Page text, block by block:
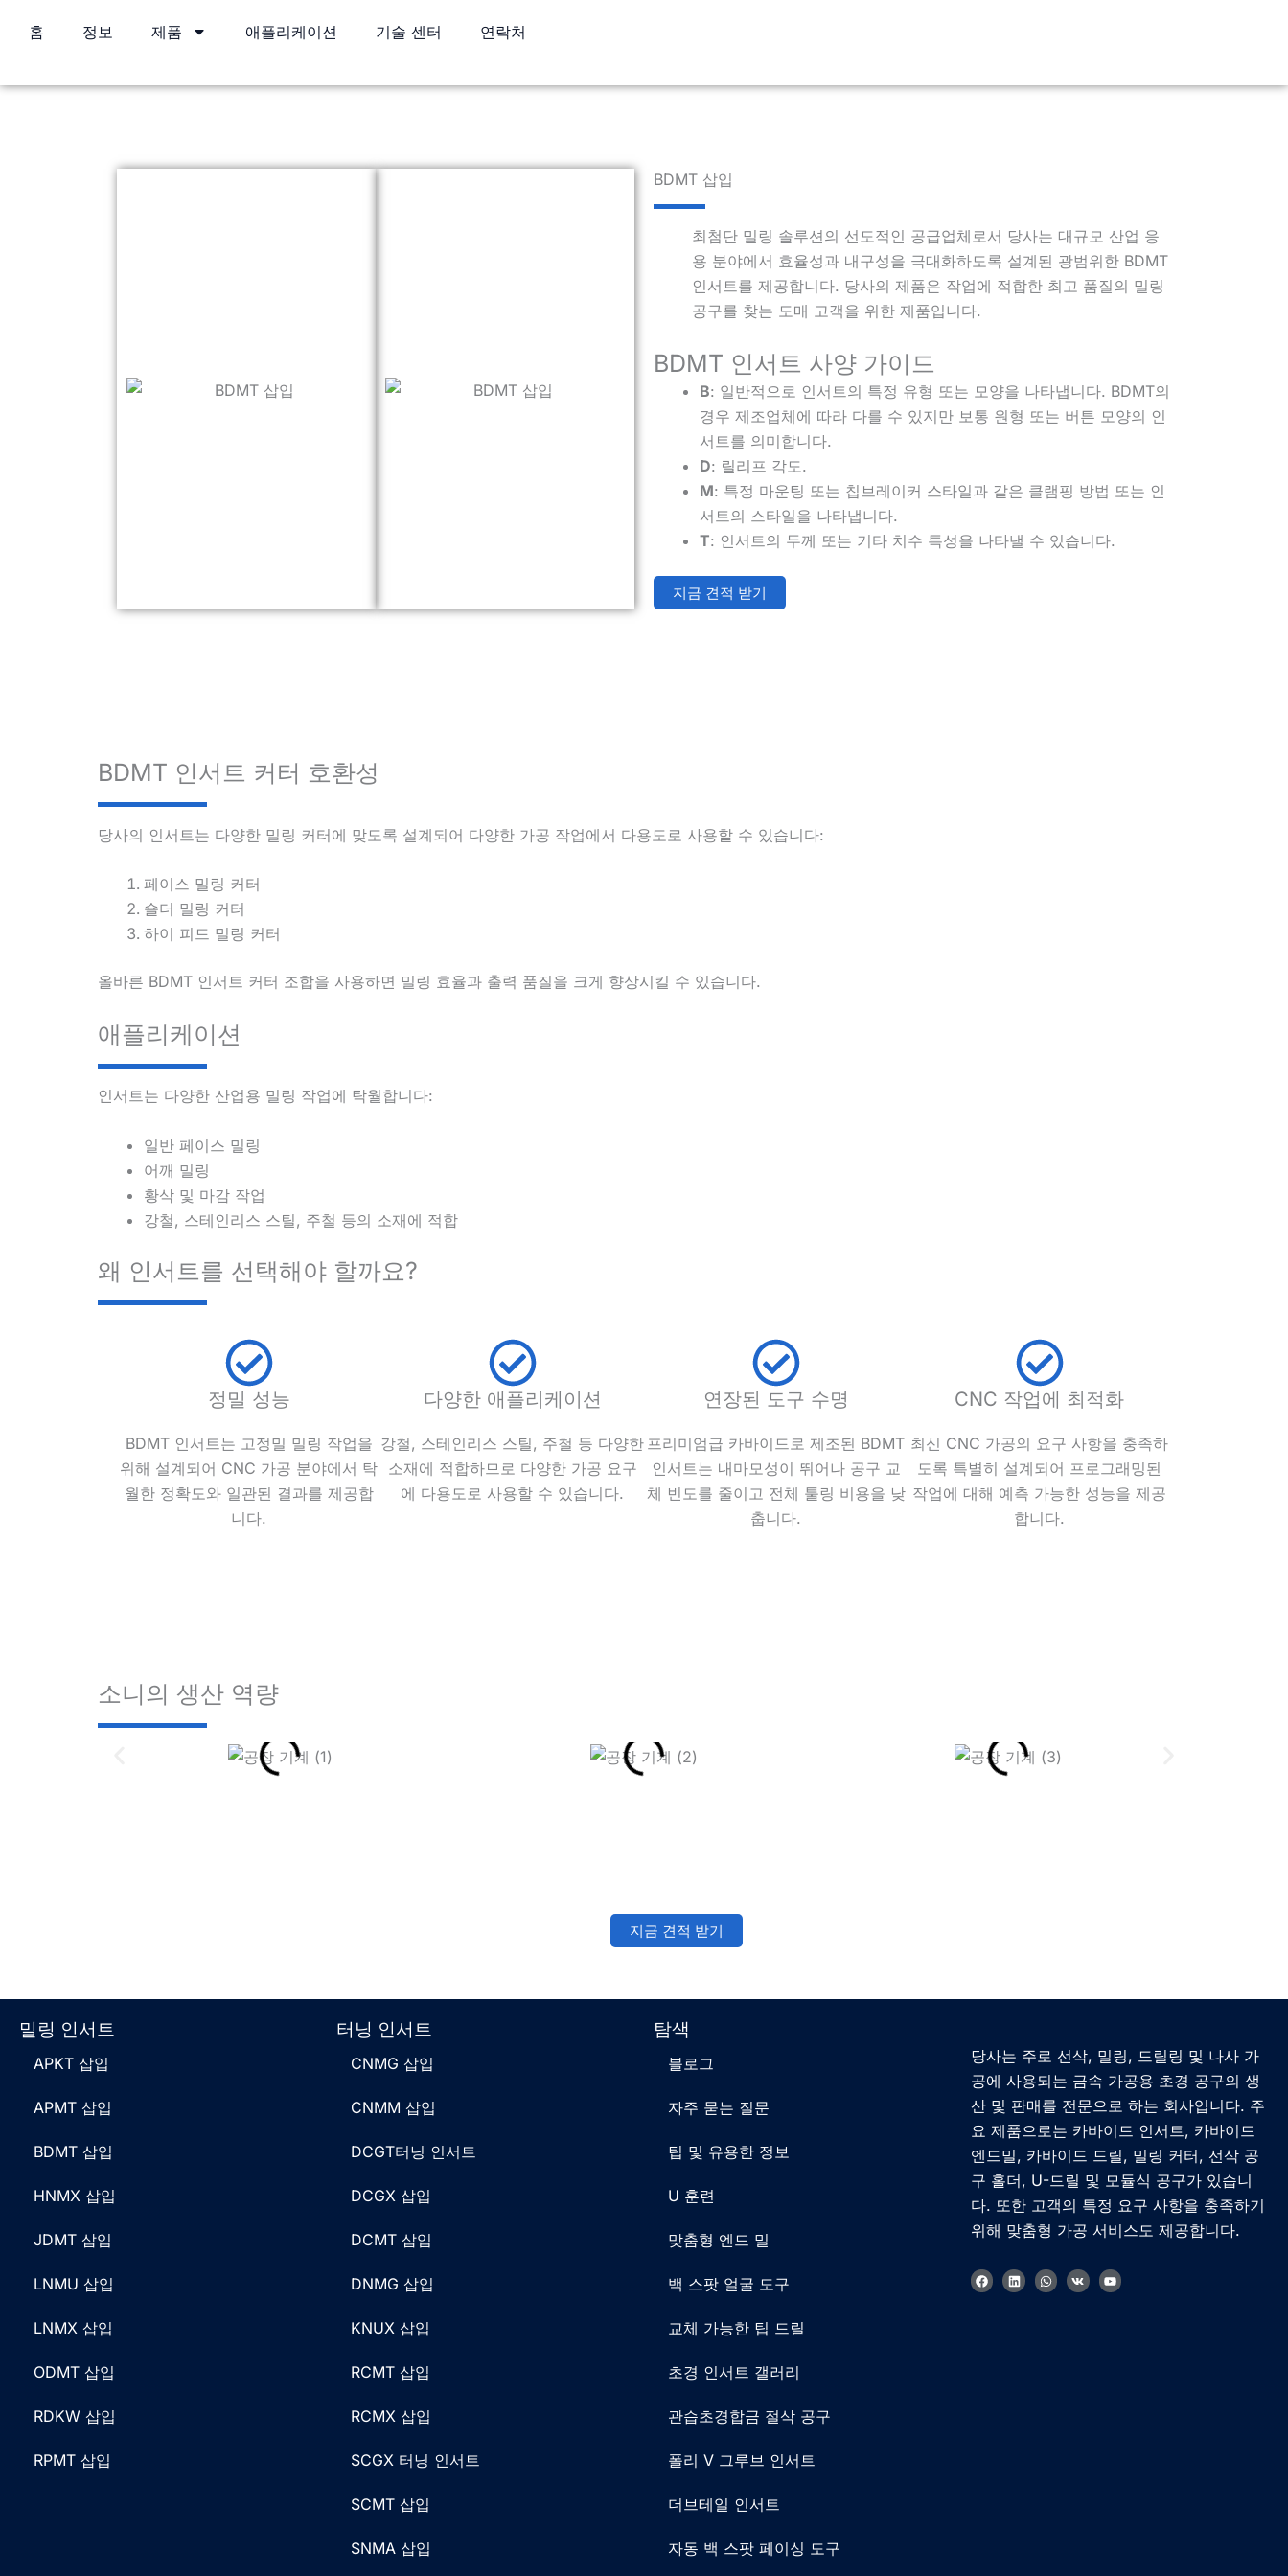
로
홈 정보 제품 애플리케이션 기술 센터 연락처
BDMT 삽입
최첨단 밀링 솔루션의 선도적인 공급업체로서 당사는 대규모 산업 응
용 분야에서 효율성과 내구성을 극대화하도록 설계된 광범위한 BDMT
인서트를 제공합니다. 당사의 제품은 작업에 적합한 최고 품질의 밀링
공구를 찾는 도매 고객을 위한 제품입니다.
BDMT 인서트 사양 가이드
B: 일반적으로 인서트의 특정 유형 또는 모양을 나타냅니다. BDMT의
경우 제조업체에 따라 다를 수 있지만 보통 원형 또는 버튼 모양의 인
서트를 의미합니다.
D: 릴리프 각도.
M: 특정 마운팅 또는 칩브레이커 스타일과 같은 클램핑 방법 또는 인
서트의 스타일을 나타냅니다.
T: 인서트의 두께 또는 기타 치수 특성을 나타낼 수 있습니다.
지금 견적 받기
BDMT 인서트 커터 호환성
당사의 인서트는 다양한 밀링 커터에 맞도록 설계되어 다양한 가공 작업에서 다용도로 사용할 수 있습니다:
페이스 밀링 커터
숄더 밀링 커터
하이 피드 밀링 커터
올바른 BDMT 인서트 커터 조합을 사용하면 밀링 효율과 출력 품질을 크게 향상시킬 수 있습니다.
애플리케이션
인서트는 다양한 산업용 밀링 작업에 탁월합니다:
일반 페이스 밀링
어깨 밀링
황삭 및 마감 작업
강철, 스테인리스 스틸, 주철 등의 소재에 적합
왜 인서트를 선택해야 할까요?
정밀 성능
BDMT 인서트는 고정밀 밀링 작업을
위해 설계되어 CNC 가공 분야에서 탁
월한 정확도와 일관된 결과를 제공합
니다.
다양한 애플리케이션
강철, 스테인리스 스틸, 주철 등 다양한
소재에 적합하므로 다양한 가공 요구
에 다용도로 사용할 수 있습니다.
연장된 도구 수명
프리미엄급 카바이드로 제조된 BDMT
인서트는 내마모성이 뛰어나 공구 교
체 빈도를 줄이고 전체 툴링 비용을 낮
춥니다.
CNC 작업에 최적화
최신 CNC 가공의 요구 사항을 충족하
도록 특별히 설계되어 프로그래밍된
작업에 대해 예측 가능한 성능을 제공
합니다.
소니의 생산 역량
지금 견적 받기
당사는 주로 선삭, 밀링, 드릴링 및 나사 가
공에 사용되는 금속 가공용 초경 공구의 생
산 및 판매를 전문으로 하는 회사입니다. 주
요 제품으로는 카바이드 인서트, 카바이드
엔드밀, 카바이드 드릴, 밀링 커터, 선삭 공
구 홀더, U-드릴 및 모듈식 공구가 있습니
다. 또한 고객의 특정 요구 사항을 충족하기
위해 맞춤형 가공 서비스도 제공합니다.
F
a
링
크
W
h
V
k
유
튜
탐색
블로그
자주 묻는 질문
팁 및 유용한 정보
U 훈련
맞춤형 엔드 밀
백 스팟 얼굴 도구
교체 가능한 팁 드릴
초경 인서트 갤러리
관습초경합금 절삭 공구
폴리 V 그루브 인서트
더브테일 인서트
자동 백 스팟 페이싱 도구
터닝 인서트
CNMG 삽입
CNMM 삽입
DCGT터닝 인서트
DCGX 삽입
DCMT 삽입
DNMG 삽입
KNUX 삽입
RCMT 삽입
RCMX 삽입
SCGX 터닝 인서트
SCMT 삽입
SNMA 삽입
밀링 인서트
APKT 삽입
APMT 삽입
BDMT 삽입
HNMX 삽입
JDMT 삽입
LNMU 삽입
LNMX 삽입
ODMT 삽입
RDKW 삽입
RPMT 삽입